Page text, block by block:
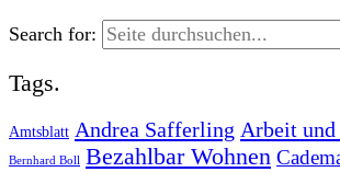
Search for:
Tags.
Amtsblatt Andrea Safferling Arbeit
Bernhard Boll Bezahlbar Wohnen